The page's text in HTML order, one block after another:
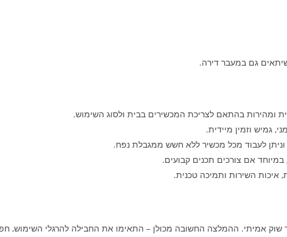
גם במעבר דירה.
ומהירות בהתאם לצריכת המכשירים בבית ולסוג השימוש.
גמיש וזמין מיידית.
לעבוד מכל מכשיר ללא חשש ממגבלת נפח.
אם צורכים תכנים קבועים.
איכות השירות ותמיכה טכנית.
אמיתי. ההמלצה החשובה מכולן – התאימו את החבילה להרגלי השימוש,